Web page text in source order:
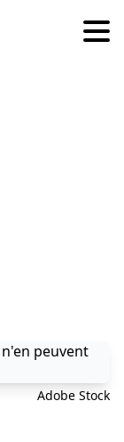
Adobe Stock